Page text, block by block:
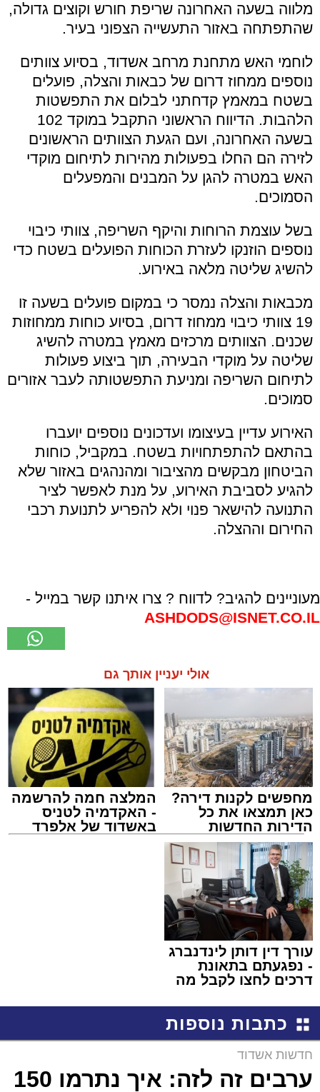
מלווה בשעה האחרונה שריפת חורש וקוצים גדולה,
שהתפתחה באזור התעשייה הצפוני בעיר.
לוחמי האש מתחנת מרחב אשדוד, בסיוע צוותים
נוספים ממחוז דרום של כבאות והצלה, פועלים
בשטח במאמץ קדחתני לבלום את התפשטות
הלהבות. הדיווח הראשוני התקבל במוקד 102
בשעה האחרונה, ועם הגעת הצוותים הראשונים
לזירה הם החלו בפעולות מהירות לתיחום מוקדי
האש במטרה להגן על המבנים והמפעלים
הסמוכים.
בשל עוצמת הרוחות והיקף השריפה, צוותי כיבוי
נוספים הוזנקו לעזרת הכוחות הפועלים בשטח כדי
להשיג שליטה מלאה באירוע.
מכבאות והצלה נמסר כי במקום פועלים בשעה זו
19 צוותי כיבוי ממחוז דרום, בסיוע כוחות ממחוזות
שכנים. הצוותים מרכזים מאמץ במטרה להשיג
שליטה על מוקדי הבעירה, תוך ביצוע פעולות
לתיחום השריפה ומניעת התפשטותה לעבר אזורים
סמוכים.
האירוע עדיין בעיצומו ועדכונים נוספים יועברו
בהתאם להתפתחויות בשטח. במקביל, כוחות
הביטחון מבקשים מהציבור ומהנהגים באזור שלא
להגיע לסביבת האירוע, על מנת לאפשר לציר
התנועה להישאר פנוי ולא להפריע לתנועת רכבי
החירום וההצלה.
מעוניינים להגיב? לדווח ? צרו איתנו קשר במייל -
ASHDODS@ISNET.CO.IL
אולי יעניין אותך גם
מחפשים לקנות דירה?
כאן תמצאו את כל
הדירות החדשות
למכירה באשדוד >>>
המלצה חמה להרשמה
- האקדמיה לטניס
באשדוד של אלפרד
עורך דין דותן לינדנברג
- נפגעתם בתאונת
דרכים לחצו לקבל מה
כתבות נוספות
חדשות אשדוד
ערבים זה לזה: איך נתרמו 150